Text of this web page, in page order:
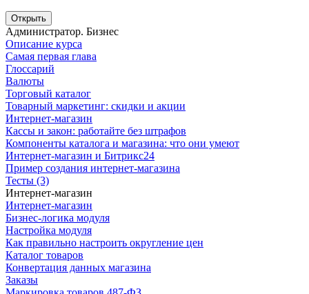
Открыть
Администратор. Бизнес
Описание курса
Самая первая глава
Глоссарий
Валюты
Торговый каталог
Товарный маркетинг: скидки и акции
Интернет-магазин
Кассы и закон: работайте без штрафов
Компоненты каталога и магазина: что они умеют
Интернет-магазин и Битрикс24
Пример создания интернет-магазина
Тесты (3)
Интернет-магазин
Интернет-магазин
Бизнес-логика модуля
Настройка модуля
Как правильно настроить округление цен
Каталог товаров
Конвертация данных магазина
Заказы